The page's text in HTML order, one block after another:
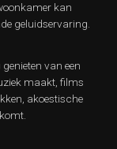
kan
geluidservaring.
van een
maakt, films
akoestische